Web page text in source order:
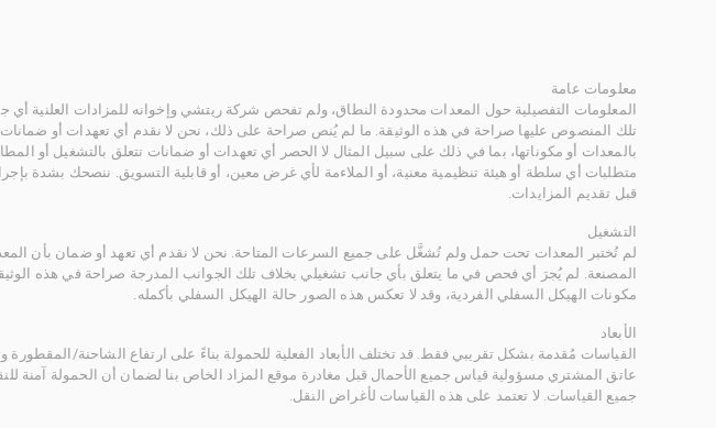
معلومات عامة
المعلومات التفصيلية حول المعدات محدودة النطاق، ولم تفحص شركة ريتشي وإخوانه للمزادات العلنية
تلك المنصوص عليها صراحة في هذه الوثيقة. ما لم يُنص صراحة على ذلك، نحن لا نقدم أي تعهدات أو
بالمعدات أو مكوناتها، بما في ذلك على سبيل المثال لا الحصر أي تعهدات أو ضمانات تتعلق بالتشغيل أو
متطلبات أي سلطة أو هيئة تنظيمية معنية، أو الملاءمة لأي غرض معين، أو قابلية التسويق. ننصحك بشدة
قبل تقديم المزايدات.
التشغيل
لم تُختبر المعدات تحت حمل ولم تُشغَّل على جميع السرعات المتاحة. نحن لا نقدم أي تعهد أو ضمان بأن
المصنعة. لم يُجرَ أي فحص في ما يتعلق بأي جانب تشغيلي بخلاف تلك الجوانب المدرجة صراحة في هذه
مكونات الهيكل السفلي الفردية، وقد لا تعكس هذه الصور حالة الهيكل السفلي بأكمله.
الأبعاد
القياسات مُقدمة بشكل تقريبي فقط. قد تختلف الأبعاد الفعلية للحمولة بناءً على ارتفاع الشاحنة/المقطورة
عاتق المشتري مسؤولية قياس جميع الأحمال قبل مغادرة موقع المزاد الخاص بنا لضمان أن الحمولة آمنة
جميع القياسات. لا تعتمد على هذه القياسات لأغراض النقل.